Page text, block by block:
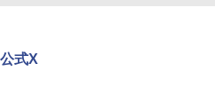
式X